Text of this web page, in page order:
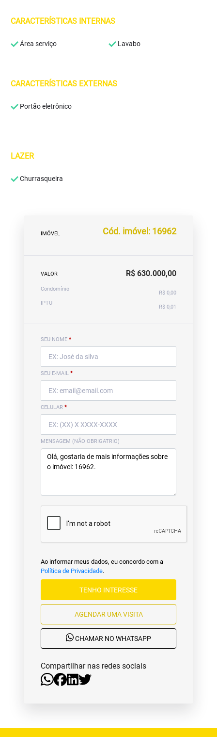
CARACTERÍSTICAS INTERNAS
Área serviço Lavabo
CARACTERÍSTICAS EXTERNAS
Portão eletrônico
LAZER
Churrasqueira
IMÓVEL Cód. imóvel: 16962
VALOR R$ 630.000,00
Condomínio
R$ 0,00
IPTU
R$ 0,01
SEU NOME *
SEU E-MAIL *
CELULAR *
MENSAGEM (NÃO OBRIGATRIO)
Ao informar meus dados, eu concordo com a
Política de Privacidade.
TENHO INTERESSE
AGENDAR UMA VISITA
CHAMAR NO WHATSAPP
Compartilhar nas redes sociais